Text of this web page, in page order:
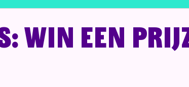
win een